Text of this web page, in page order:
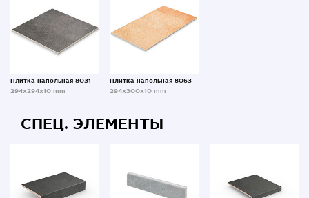
Плитка напольная 8031
294x294x10 mm
Плитка напольная 8063
294x300x10 mm
СПЕЦ. ЭЛЕМЕНТЫ